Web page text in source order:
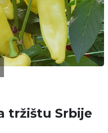
tržištu Srbije